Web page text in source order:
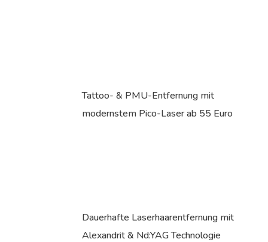
Tattoo- & PMU-Entfernung mit
modernstem Pico-Laser ab 55 Euro
Dauerhafte Laserhaarentfernung mit
Alexandrit & Nd:YAG Technologie